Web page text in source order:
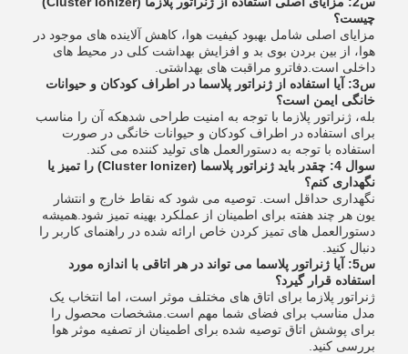
چیست؟
مزایای اصلی شامل بهبود کیفیت هوا، کاهش آلاینده های موجود در
هوا، از بین بردن بوی بد و افزایش بهداشت کلی در محیط های
داخلی است.دفاترو مراقبت های بهداشتی.
س3: آیا استفاده از ژنراتور پلاسما در اطراف کودکان و حیوانات
خانگی ایمن است؟
بله، ژنراتور پلازما با توجه به امنيت طراحی شدهکه آن را مناسب
برای استفاده در اطراف کودکان و حیوانات خانگی در صورت
استفاده با توجه به دستورالعمل های تولید کننده می کند.
سوال 4: چقدر باید ژنراتور پلاسما (Cluster Ionizer) را تمیز یا
نگهداری کنم؟
نگهداری حداقل است. توصیه می شود که نقاط خارج و انتشار
یون هر چند هفته برای اطمینان از عملکرد بهینه تمیز شود.همیشه
دستورالعمل های تمیز کردن خاص ارائه شده در راهنمای کاربر را
دنبال کنید.
س5: آیا ژنراتور پلاسما می تواند در هر اتاقی با اندازه مورد
استفاده قرار گیرد؟
ژنراتور پلازما برای اتاق های مختلف موثر است، اما انتخاب یک
مدل مناسب برای فضای شما مهم است.مشخصات محصول را
برای پوشش اتاق توصیه شده برای اطمینان از تصفیه موثر هوا
بررسی کنید.